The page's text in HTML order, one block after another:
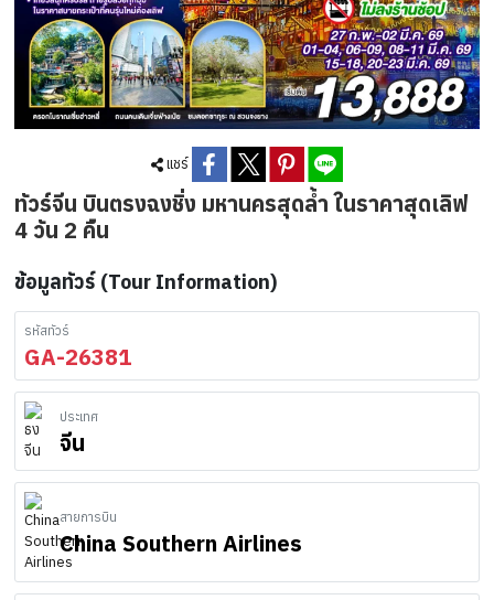
แชร์
ทัวร์จีน บินตรงฉงชิ่ง มหานครสุดล้ำ ในราคาสุดเลิฟ
4 วัน 2 คืน
ข้อมูลทัวร์ (Tour Information)
รหัสทัวร์
GA-26381
ประเทศ
จีน
สายการบิน
China Southern Airlines